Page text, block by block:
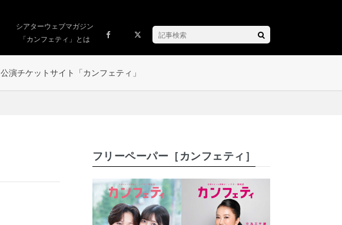
シアターウェブマガジン
「カンフェティ」とは
公演チケットサイト「カンフェティ」
フリーペーパー［カンフェティ］